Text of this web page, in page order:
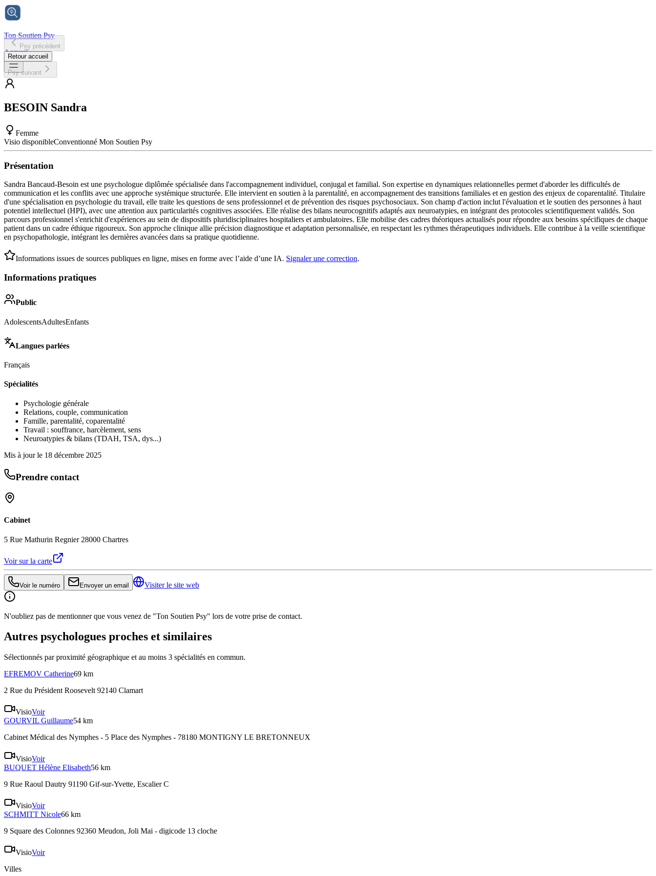
Ton Soutien Psy
Accueil
Psy précédent
Retour accueil
Psy suivant
BESOIN Sandra
Femme
Visio disponibleConventionné Mon Soutien Psy
Présentation
Sandra Bancaud-Besoin est une psychologue diplômée spécialisée dans l'accompagnement individuel, conjugal et familial. Son expertise en dynamiques relationnelles permet d'aborder les difficultés de
communication et les conflits avec une approche systémique structurée. Elle intervient en soutien à la parentalité, en accompagnement des transitions familiales et en gestion des enjeux de coparentalité. Titulaire
d'une spécialisation en psychologie du travail, elle traite les questions de sens professionnel et de prévention des risques psychosociaux. Son champ d'action inclut l'évaluation et le soutien des personnes à haut
potentiel intellectuel (HPI), avec une attention aux particularités cognitives associées. Elle réalise des bilans neurocognitifs adaptés aux neuroatypies, en intégrant des protocoles scientifiquement validés. Son
parcours professionnel s'enrichit d'expériences au sein de dispositifs pluridisciplinaires hospitaliers et ambulatoires. Elle mobilise des cadres théoriques actualisés pour répondre aux besoins spécifiques de chaque
patient dans un cadre éthique rigoureux. Son approche clinique allie précision diagnostique et adaptation personnalisée, en respectant les rythmes thérapeutiques individuels. Elle contribue à la veille scientifique
en psychopathologie, intégrant les dernières avancées dans sa pratique quotidienne.
Informations issues de sources publiques en ligne, mises en forme avec l’aide d’une IA. Signaler une correction.
Informations pratiques
Public
AdolescentsAdultesEnfants
Langues parlées
Français
Spécialités
Psychologie générale
Relations, couple, communication
Famille, parentalité, coparentalité
Travail : souffrance, harcèlement, sens
Neuroatypies & bilans (TDAH, TSA, dys...)
Mis à jour le 18 décembre 2025
Prendre contact
Cabinet
5 Rue Mathurin Regnier 28000 Chartres
Voir sur la carte
Voir le numéro Envoyer un email Visiter le site web
N'oubliez pas de mentionner que vous venez de "Ton Soutien Psy" lors de votre prise de contact.
Autres psychologues proches et similaires
Sélectionnés par proximité géographique et au moins 3 spécialités en commun.
EFREMOV Catherine69 km
2 Rue du Président Roosevelt 92140 Clamart
VisioVoir
GOURVIL Guillaume54 km
Cabinet Médical des Nymphes - 5 Place des Nymphes - 78180 MONTIGNY LE BRETONNEUX
VisioVoir
BUQUET Hélène Elisabeth56 km
9 Rue Raoul Dautry 91190 Gif-sur-Yvette, Escalier C
VisioVoir
SCHMITT Nicole66 km
9 Square des Colonnes 92360 Meudon, Joli Mai - digicode 13 cloche
VisioVoir
Villes